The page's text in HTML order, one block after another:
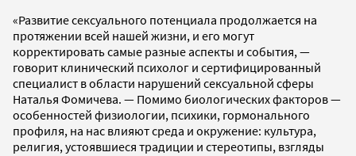
«Развитие сексуального потенциала продолжается на
протяжении всей нашей жизни, и его могут
корректировать самые разные аспекты и события, —
говорит клинический психолог и сертифицированный
специалист в области нарушений сексуальной сферы
Наталья Фомичева. — Помимо биологических факторов —
особенностей физиологии, психики, гормонального
профиля, на нас влияют среда и окружение: культура,
религия, устоявшиеся традиции и стереотипы, взгляды